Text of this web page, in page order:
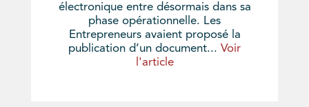
électronique entre désormais dans sa
phase opérationnelle. Les
Entrepreneurs avaient proposé la
publication d’un document... Voir
l'article